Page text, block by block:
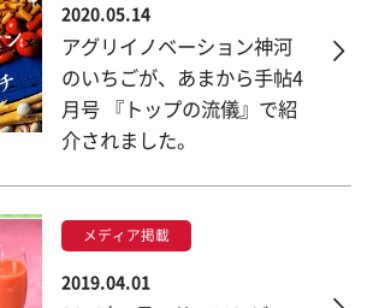
2020.05.14
アグリイノベーション神河
のいちごが、あまから手帖4
月号 『トップの流儀』で紹
介されました。
メディア掲載
2019.04.01